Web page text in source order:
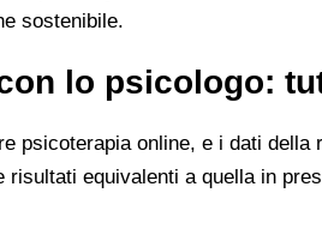
sostenibile.
lo psicologo:
psicoterapia online, e i dati
risultati equivalenti a quella in